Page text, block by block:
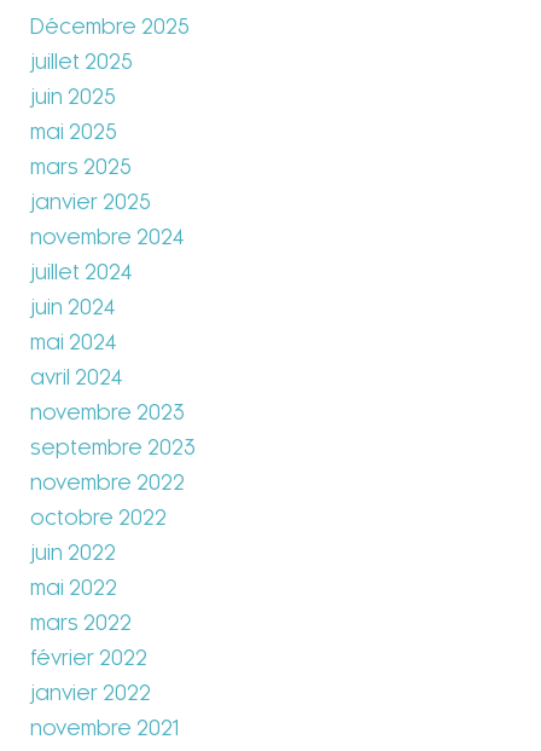
Décembre 2025
juillet 2025
juin 2025
mai 2025
mars 2025
janvier 2025
novembre 2024
juillet 2024
juin 2024
mai 2024
avril 2024
novembre 2023
septembre 2023
novembre 2022
octobre 2022
juin 2022
mai 2022
mars 2022
février 2022
janvier 2022
novembre 2021